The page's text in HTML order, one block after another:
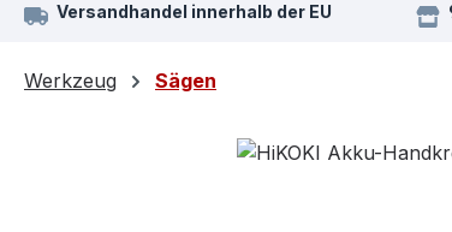
Versandhandel innerhalb der EU
Werkzeug Sägen
Bildergalerie überspringen